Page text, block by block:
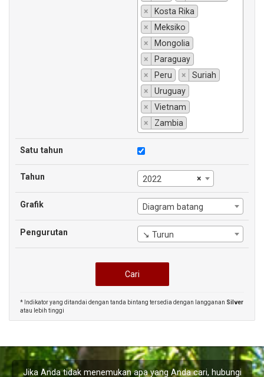
×
Kosta Rika
×
Meksiko
×
Mongolia
×
Paraguay
×
Peru ×
Suriah
×
Uruguay
×
Vietnam
×
Zambia
Satu tahun
Tahun ×
2022
Grafik Diagram batang
Pengurutan ↘ Turun
* Indikator yang ditandai dengan tanda bintang tersedia dengan langganan Silver
atau lebih tinggi
Jika Anda tidak menemukan apa yang Anda cari, hubungi